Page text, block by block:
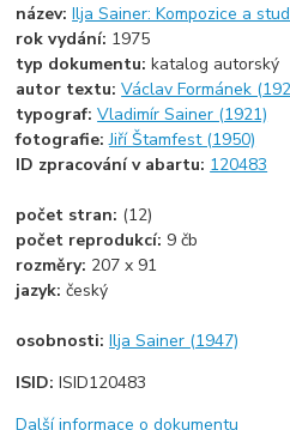
název:Ilja Sainer: Kompozice a
rok vydání: 1975
typ dokumentu:katalog autorský
autor textu:Václav Formánek
typograf:Vladimír Sainer (1921)
fotografie:Jiří Štamfest (1950)
ID zpracování v abartu: 120483
počet stran: (12)
počet reprodukcí: 9 čb
rozměry: 207 x 91
jazyk:český
osobnosti:Ilja Sainer (1947)
ISID:ISID120483
Další informace o dokumentu